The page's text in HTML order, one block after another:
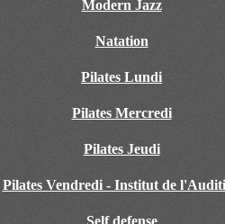
Modern Jazz
Natation
Pilates Lundi
Pilates Mercredi
Pilates Jeudi
Pilates Vendredi - Institut de
Self defense